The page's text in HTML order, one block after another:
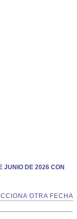
JUNIO DE 2026 CON
OTRA FECHA